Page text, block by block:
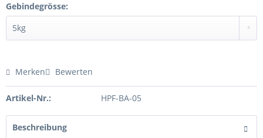
Gebindegrösse:
Merken Bewerten
Artikel-Nr.: HPF-BA-05
Beschreibung